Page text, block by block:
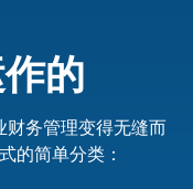
的
财务管理变得无缝而
的简单分类：